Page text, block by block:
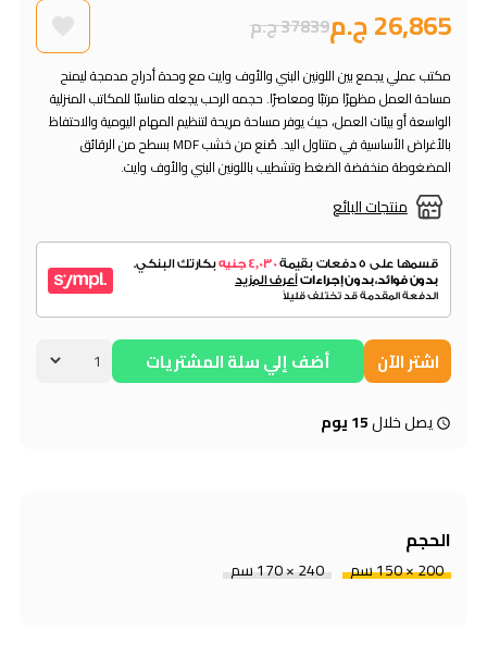
26,865 ج.م 37839 ج.م
منتجات البائع
مكتب عملي يجمع بين اللونين البني والأوف وايت مع وحدة أدراج مدمجة ليمنح
مساحة العمل مظهرًا مرتبًا ومعاصرًا. حجمه الرحب يجعله مناسبًا للمكاتب المنزلية
الواسعة أو بيئات العمل، حيث يوفر مساحة مريحة لتنظيم المهام اليومية والاحتفاظ
بالأغراض الأساسية في متناول اليد. صُنع من خشب MDF بسطح من الرقائق
المضغوطة منخفضة الضغط وتشطيب باللونين البني والأوف وايت.
اشتر الآن أضف إلي سلة المشتريات
يصل خلال15 يوم
الحجم
200 × 150 سم 240 × 170 سم